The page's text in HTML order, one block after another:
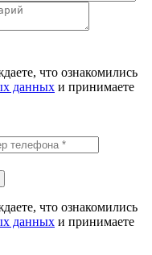
что ознакомились
данных и принимаете
что ознакомились
данных и принимаете